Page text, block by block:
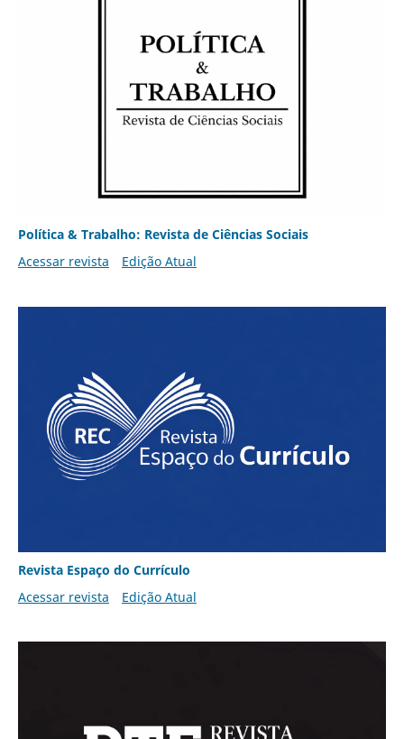
Política & Trabalho: Revista de Ciências Sociais
Acessar revista
Edição Atual
Revista Espaço do Currículo
Acessar revista
Edição Atual